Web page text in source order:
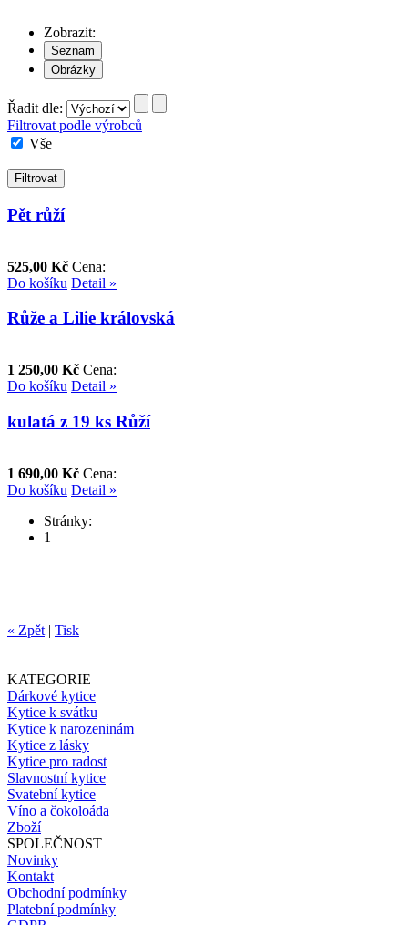
Zobrazit:
Řadit dle:
Filtrovat podle výrobců
Vše
Filtrovat
Pět růží
525,00 Kč Cena:
Do košíku Detail »
Růže a Lilie královská
1 250,00 Kč Cena:
Do košíku Detail »
kulatá z 19 ks Růží
1 690,00 Kč Cena:
Do košíku Detail »
Stránky:
1
« Zpět | Tisk
KATEGORIE
Dárkové kytice
Kytice k svátku
Kytice k narozeninám
Kytice z lásky
Kytice pro radost
Slavnostní kytice
Svatební kytice
Víno a čokoloáda
Zboží
SPOLEČNOST
Novinky
Kontakt
Obchodní podmínky
Platební podmínky